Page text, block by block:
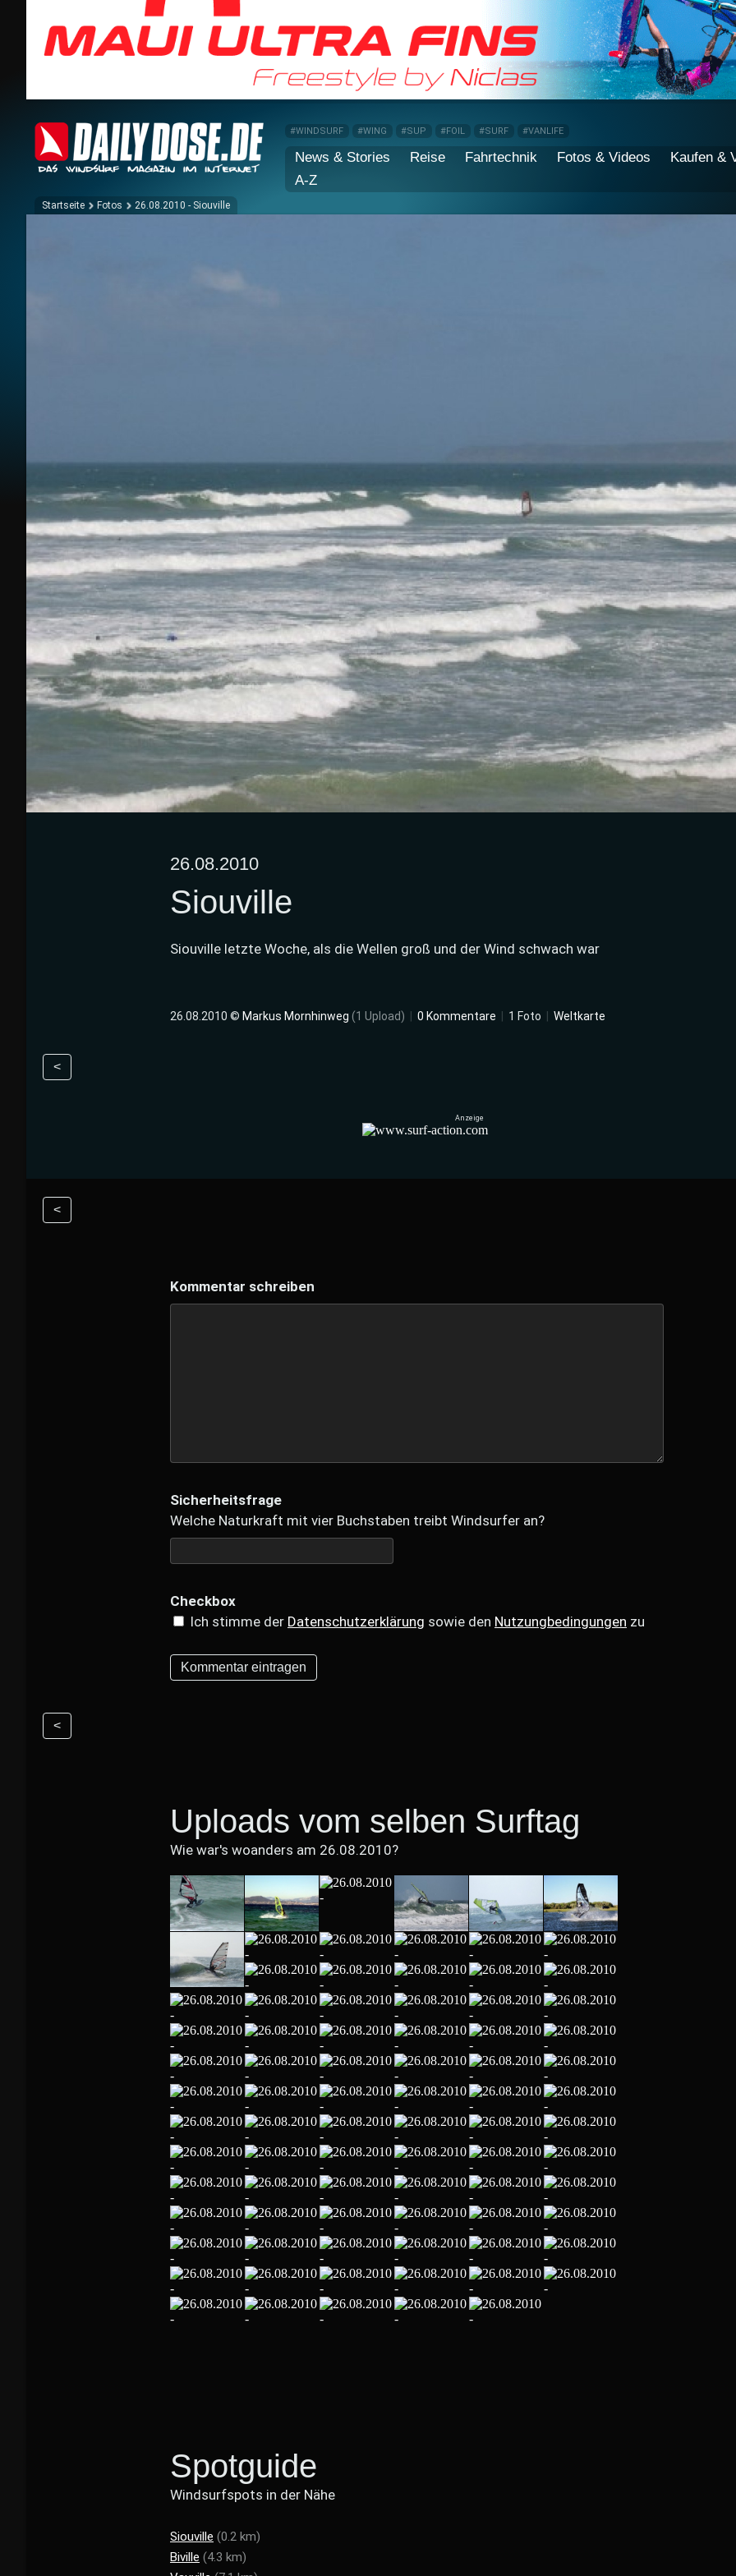
#WINDSURF #WING #SUP #FOIL #SURF #VANLIFE
News & Stories Reise Fahrtechnik Fotos & Videos
Kaufen &
A-Z
Startseite Fotos 26.08.2010 - Siouville
26.08.2010
Siouville
Siouville letzte Woche, als die Wellen groß und der Wind schwach war
26.08.2010 © Markus Mornhinweg (1 Upload) 0 Kommentare 1 Foto Weltkarte
<
<
Kommentar schreiben
Sicherheitsfrage
Welche Naturkraft mit vier Buchstaben treibt Windsurfer an?
Checkbox
Ich stimme der Datenschutzerklärung sowie den Nutzungbedingungen zu
<
Uploads vom selben Surftag
Wie war's woanders am 26.08.2010?
Spotguide
Windsurfspots in der Nähe
Siouville (0.2 km)
Biville (4.3 km)